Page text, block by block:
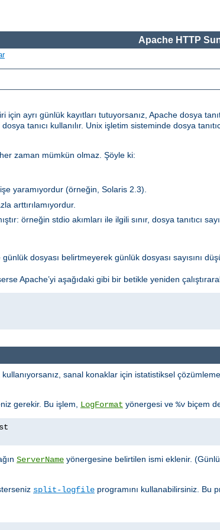
Apache HTTP
ayrı günlük kayıtları tutuyorsanız, Apache dosya
tanıcı kullanılır. Unix işletim sisteminde dosya
zaman mümkün olmaz. Şöyle ki:
işe yaramıyordur (örneğin, Solaris 2.3).
arttırılamıyordur.
örneğin stdio akımları ile ilgili sınır, dosya tanıtıcı
dosyası belirtmeyerek günlük dosyası sayısını
Apache’yi aşağıdaki gibi bir betikle yeniden
sanal konaklar için istatistiksel
gerekir. Bu işlem, LogFormat yönergesi ve %v biçem
ServerName yönergesine belirtilen ismi eklenir.
split-logfile programını kullanabilirsiniz. Bu